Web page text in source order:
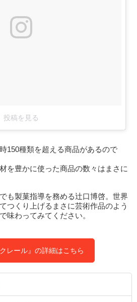
投稿を見る
150種類を超える商品があるので
を豊かに使った商品の数々はまさに
も製菓指導を務める辻口博啓。世界
つくり上げるまさに芸術作品のよう
味わってみてください。
クレール』の詳細はこちら